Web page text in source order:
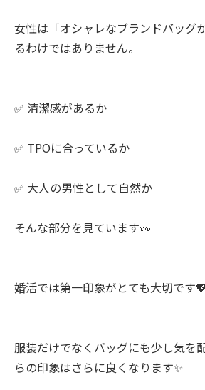
女性は「オシャレなブランドバッグ
るわけではありません。
✅ 清潔感があるか
✅ TPOに合っているか
✅ 大人の男性として自然か
そんな部分を見ています👀
婚活では第一印象がとても大切です💖
服装だけでなくバッグにも少し気を
らの印象はさらに良くなります✨